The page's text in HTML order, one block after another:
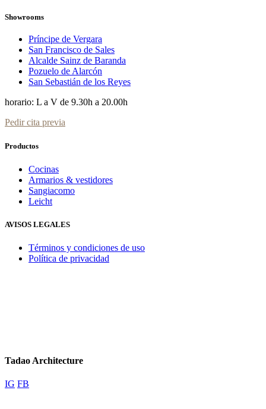
Showrooms
Príncipe de Vergara
San Francisco de Sales
Alcalde Sainz de Baranda
Pozuelo de Alarcón
San Sebastián de los Reyes
horario: L a V de 9.30h a 20.00h
Pedir cita previa
Productos
Cocinas
Armarios & vestidores
Sangiacomo
Leicht
AVISOS LEGALES
Términos y condiciones de uso
Política de privacidad
Tadao Architecture
IG FB